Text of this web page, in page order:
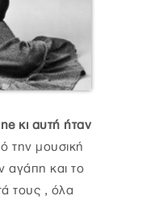
κι αυτή ήταν
την μουσική
αγάπη και το
τους , όλα